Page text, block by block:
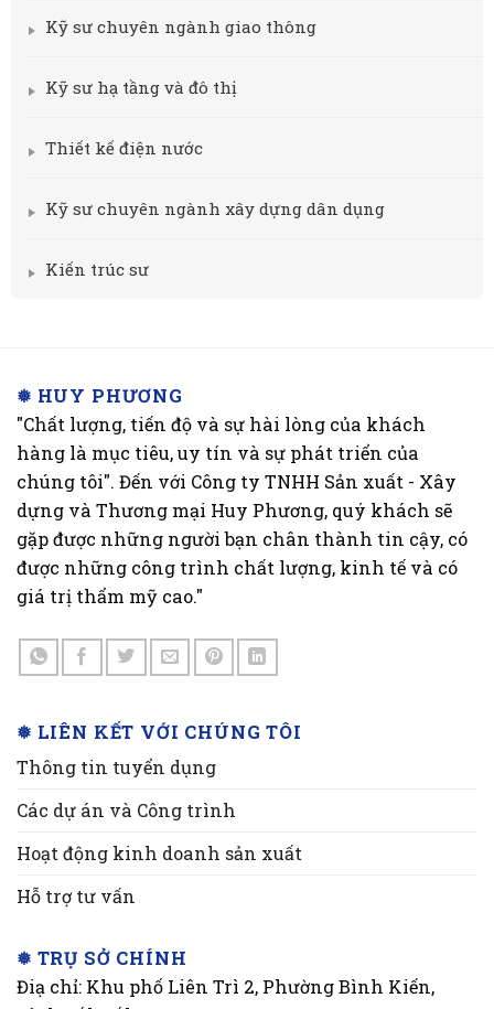
Kỹ sư chuyên ngành giao thông
Kỹ sư hạ tầng và đô thị
Thiết kế điện nước
Kỹ sư chuyên ngành xây dựng dân dụng
Kiến trúc sư
❅ HUY PHƯƠNG
"Chất lượng, tiến độ và sự hài lòng của khách
hàng là mục tiêu, uy tín và sự phát triển của
chúng tôi". Đến với Công ty TNHH Sản xuất - Xây
dựng và Thương mại Huy Phương, quý khách sẽ
gặp được những người bạn chân thành tin cậy, có
được những công trình chất lượng, kinh tế và có
giá trị thẩm mỹ cao."
❅ LIÊN KẾT VỚI CHÚNG TÔI
Thông tin tuyển dụng
Các dự án và Công trình
Hoạt động kinh doanh sản xuất
Hỗ trợ tư vấn
❅ TRỤ SỞ CHÍNH
Điạ chỉ: Khu phố Liên Trì 2, Phường Bình Kiến,